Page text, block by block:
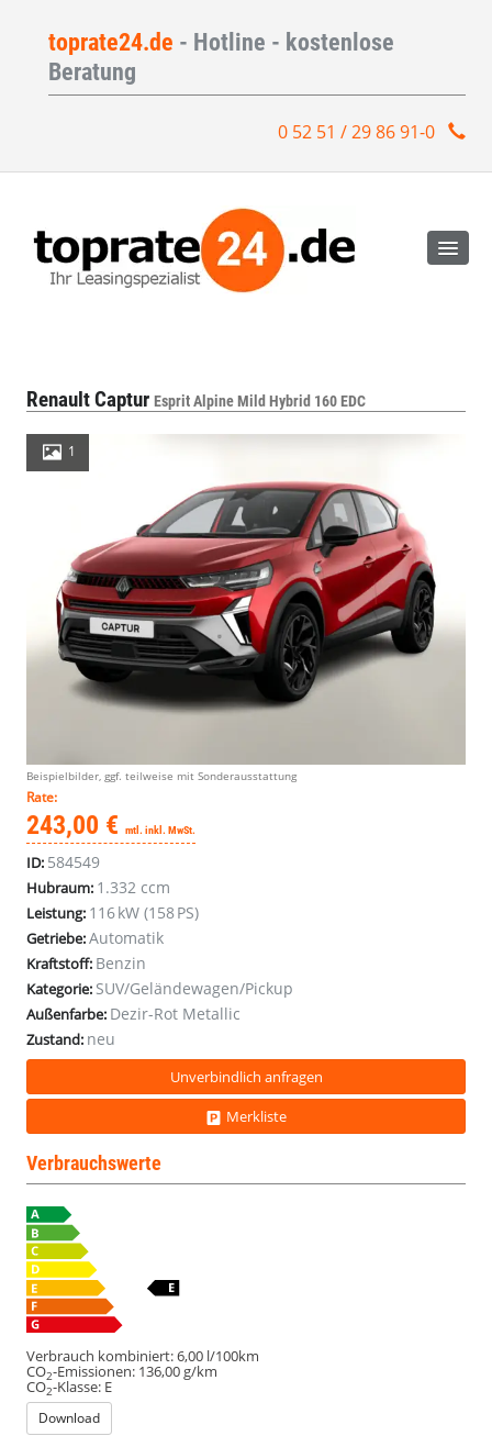
toprate24.de - Hotline - kostenlose
Beratung
0 52 51 / 29 86 91-0
Renault Captur Esprit Alpine Mild Hybrid 160 EDC
1
Beispielbilder, ggf. teilweise mit Sonderausstattung
Rate:
243,00 € mtl. inkl. MwSt.
ID: 584549
Hubraum: 1.332 ccm
Leistung: 116 kW (158 PS)
Getriebe:Automatik
Kraftstoff: Benzin
Kategorie: SUV/Geländewagen/Pickup
Außenfarbe: Dezir-Rot Metallic
Zustand: neu
Unverbindlich anfragen
Merkliste
Verbrauchswerte
Verbrauch kombiniert:6,00 l/100km
CO2-Emissionen: 136,00 g/km
CO2-Klasse: E
Download